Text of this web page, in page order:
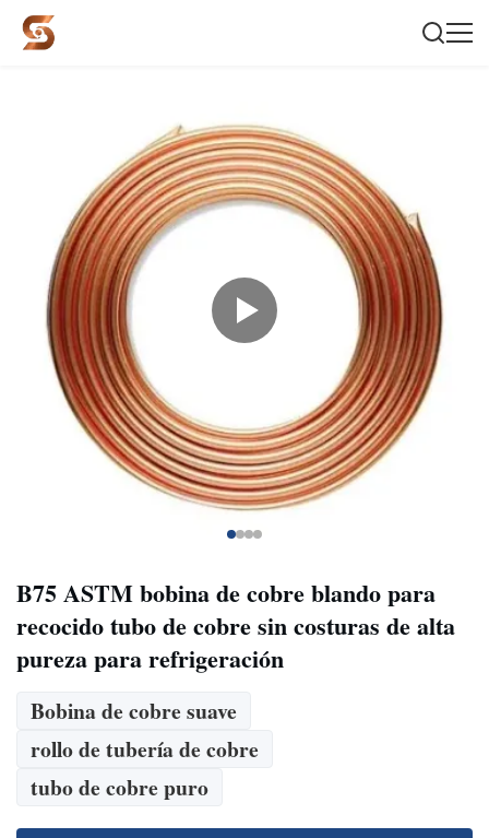
B75 ASTM bobina de cobre blando para
recocido tubo de cobre sin costuras de alta
pureza para refrigeración
Bobina de cobre suave
rollo de tubería de cobre
tubo de cobre puro